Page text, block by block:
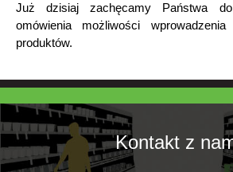
Już dzisiaj zachęcamy Państwa
omówienia możliwości
produktów.
Kontakt z